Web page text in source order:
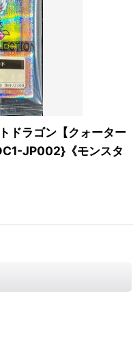
ドラゴン【クォーター
JP002}《モンスタ